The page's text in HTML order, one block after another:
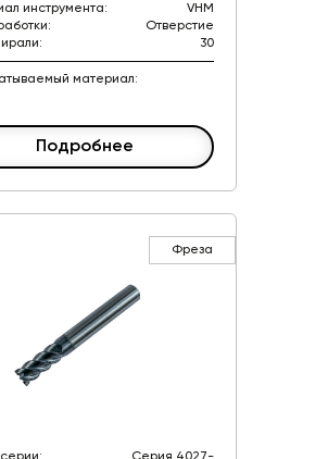
инструмента:
VHM
Отверстие
30
материал:
Подробнее
Фреза